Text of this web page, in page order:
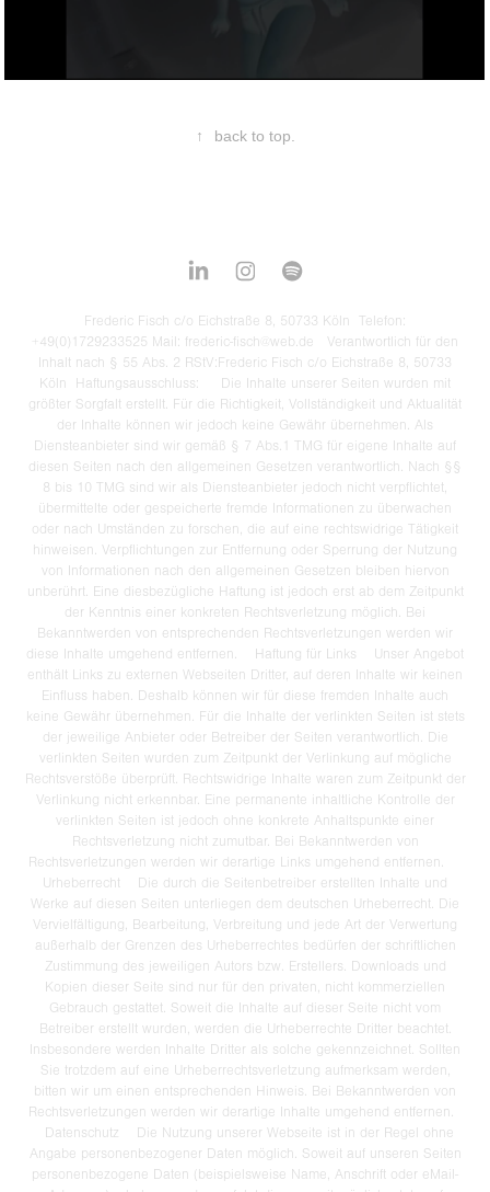
↑ back to top.
Frederic Fisch c/o Eichstraße 8, 50733 Köln Telefon:
+49(0)1729233525 Mail: frederic-fisch@web.de Verantwortlich für den
Inhalt nach § 55 Abs. 2 RStV:Frederic Fisch c/o Eichstraße 8, 50733
Köln Haftungsausschluss: Die Inhalte unserer Seiten wurden mit
größter Sorgfalt erstellt. Für die Richtigkeit, Vollständigkeit und Aktualität
der Inhalte können wir jedoch keine Gewähr übernehmen. Als
Diensteanbieter sind wir gemäß § 7 Abs.1 TMG für eigene Inhalte auf
diesen Seiten nach den allgemeinen Gesetzen verantwortlich. Nach §§
8 bis 10 TMG sind wir als Diensteanbieter jedoch nicht verpflichtet,
übermittelte oder gespeicherte fremde Informationen zu überwachen
oder nach Umständen zu forschen, die auf eine rechtswidrige Tätigkeit
hinweisen. Verpflichtungen zur Entfernung oder Sperrung der Nutzung
von Informationen nach den allgemeinen Gesetzen bleiben hiervon
unberührt. Eine diesbezügliche Haftung ist jedoch erst ab dem Zeitpunkt
der Kenntnis einer konkreten Rechtsverletzung möglich. Bei
Bekanntwerden von entsprechenden Rechtsverletzungen werden wir
diese Inhalte umgehend entfernen. Haftung für Links Unser Angebot
enthält Links zu externen Webseiten Dritter, auf deren Inhalte wir keinen
Einfluss haben. Deshalb können wir für diese fremden Inhalte auch
keine Gewähr übernehmen. Für die Inhalte der verlinkten Seiten ist stets
der jeweilige Anbieter oder Betreiber der Seiten verantwortlich. Die
verlinkten Seiten wurden zum Zeitpunkt der Verlinkung auf mögliche
Rechtsverstöße überprüft. Rechtswidrige Inhalte waren zum Zeitpunkt der
Verlinkung nicht erkennbar. Eine permanente inhaltliche Kontrolle der
verlinkten Seiten ist jedoch ohne konkrete Anhaltspunkte einer
Rechtsverletzung nicht zumutbar. Bei Bekanntwerden von
Rechtsverletzungen werden wir derartige Links umgehend entfernen.
Urheberrecht Die durch die Seitenbetreiber erstellten Inhalte und
Werke auf diesen Seiten unterliegen dem deutschen Urheberrecht. Die
Vervielfältigung, Bearbeitung, Verbreitung und jede Art der Verwertung
außerhalb der Grenzen des Urheberrechtes bedürfen der schriftlichen
Zustimmung des jeweiligen Autors bzw. Erstellers. Downloads und
Kopien dieser Seite sind nur für den privaten, nicht kommerziellen
Gebrauch gestattet. Soweit die Inhalte auf dieser Seite nicht vom
Betreiber erstellt wurden, werden die Urheberrechte Dritter beachtet.
Insbesondere werden Inhalte Dritter als solche gekennzeichnet. Sollten
Sie trotzdem auf eine Urheberrechtsverletzung aufmerksam werden,
bitten wir um einen entsprechenden Hinweis. Bei Bekanntwerden von
Rechtsverletzungen werden wir derartige Inhalte umgehend entfernen.
Datenschutz Die Nutzung unserer Webseite ist in der Regel ohne
Angabe personenbezogener Daten möglich. Soweit auf unseren Seiten
personenbezogene Daten (beispielsweise Name, Anschrift oder eMail-